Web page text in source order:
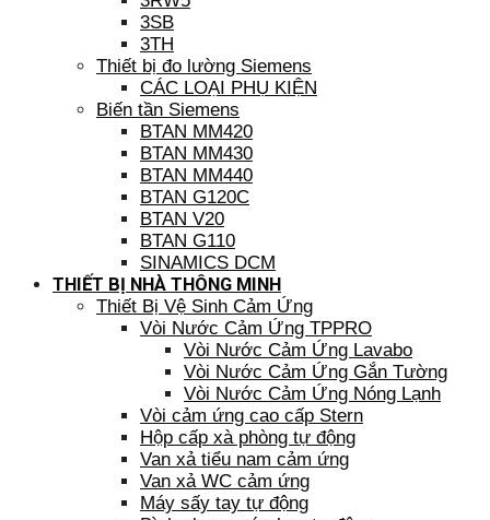
3SB
3TH
Thiết bị đo lường Siemens
CÁC LOẠI PHỤ KIỆN
Biến tần Siemens
BTAN MM420
BTAN MM430
BTAN MM440
BTAN G120C
BTAN V20
BTAN G110
SINAMICS DCM
THIẾT BỊ NHÀ THÔNG MINH
Thiết Bị Vệ Sinh Cảm Ứng
Vòi Nước Cảm Ứng TPPRO
Vòi Nước Cảm Ứng Lavabo
Vòi Nước Cảm Ứng Gắn Tường
Vòi Nước Cảm Ứng Nóng Lạnh
Vòi cảm ứng cao cấp Stern
Hộp cấp xà phòng tự động
Van xả tiểu nam cảm ứng
Van xả WC cảm ứng
Máy sấy tay tự động